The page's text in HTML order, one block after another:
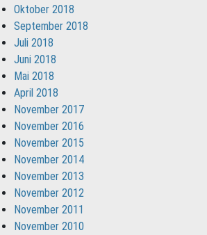
Oktober 2018
September 2018
Juli 2018
Juni 2018
Mai 2018
April 2018
November 2017
November 2016
November 2015
November 2014
November 2013
November 2012
November 2011
November 2010